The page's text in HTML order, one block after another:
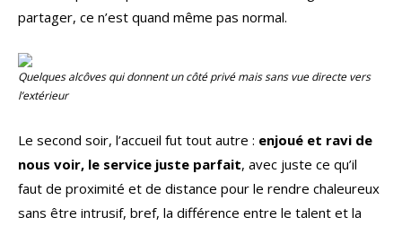
partager, ce n’est quand même pas normal.
Quelques alcôves qui donnent un côté privé mais sans vue directe vers
l’extérieur
Le second soir, l’accueil fut tout autre : enjoué et ravi de
nous voir, le service juste parfait, avec juste ce qu’il
faut de proximité et de distance pour le rendre chaleureux
sans être intrusif, bref, la différence entre le talent et la